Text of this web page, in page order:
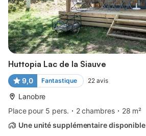
Huttopia Lac de la Siauve
9,0 Fantastique 22 avis
Lanobre
Place pour 5 pers.
2 chambres
28 m²
Une unité supplémentaire disponible